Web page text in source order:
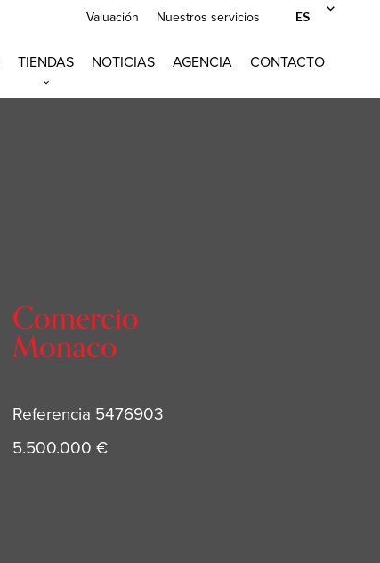
Valuación Nuestros servicios ES
TIENDAS NOTICIAS AGENCIA CONTACTO
Comercio
Monaco
Referencia 5476903
5.500.000 €